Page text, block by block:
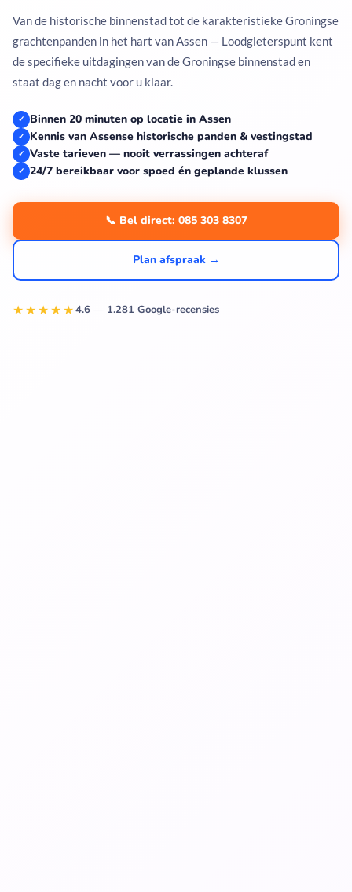
Van de historische binnenstad tot de karakteristieke Groningse
grachtenpanden in het hart van Assen — Loodgieterspunt kent
de specifieke uitdagingen van de Groningse binnenstad en
staat dag en nacht voor u klaar.
✓ Binnen 20 minuten op locatie in Assen
✓ Kennis van Assense historische panden & vestingstad
✓ Vaste tarieven — nooit verrassingen achteraf
✓ 24/7 bereikbaar voor spoed én geplande klussen
📞 Bel direct: 085 303 8307
Plan afspraak →
★★★★★4.6 — 1.281 Google-recensies